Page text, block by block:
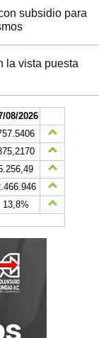
subsidio para
la vista puesta
08/2026
13,8%